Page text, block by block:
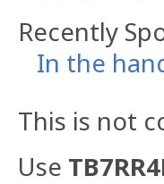
Recently
In the
This is not
Use